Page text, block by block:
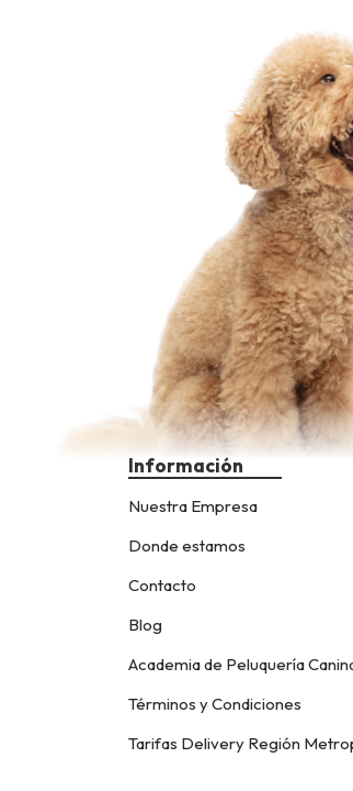
Información
Nuestra Empresa
Donde estamos
Contacto
Blog
Academia de Peluquería
Términos y Condiciones
Tarifas Delivery Región